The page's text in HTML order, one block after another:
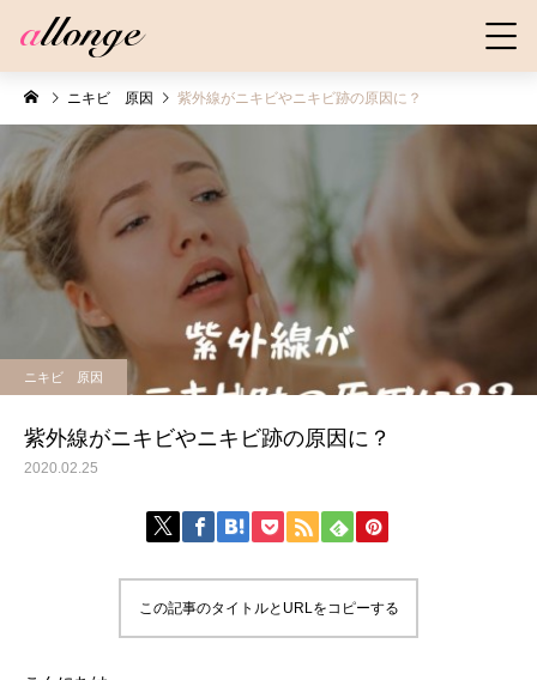
ニキビ 原因 紫外線がニキビやニキビ跡の原因に？
ニキビ 原因
紫外線がニキビやニキビ跡の原因に？
2020.02.25
この記事のタイトルとURLをコピーする